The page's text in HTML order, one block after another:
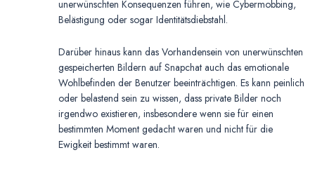
unerwünschten Konsequenzen führen, wie Cybermobbing,
Belästigung oder sogar Identitätsdiebstahl.
Darüber hinaus kann das Vorhandensein von unerwünschten
gespeicherten Bildern auf Snapchat auch das emotionale
Wohlbefinden der Benutzer beeinträchtigen. Es kann peinlich
oder belastend sein zu wissen, dass private Bilder noch
irgendwo existieren, insbesondere wenn sie für einen
bestimmten Moment gedacht waren und nicht für die
Ewigkeit bestimmt waren.